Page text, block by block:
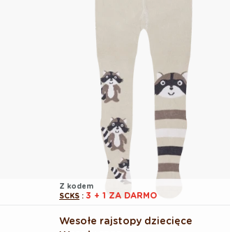
Z kodem
SCKS : 3 + 1 ZA DARMO
Wesołe rajstopy dziecięce